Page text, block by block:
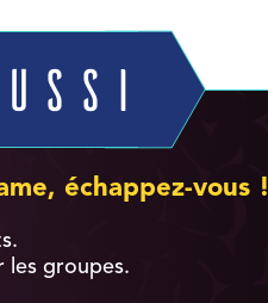
échappez-vous !
les groupes.